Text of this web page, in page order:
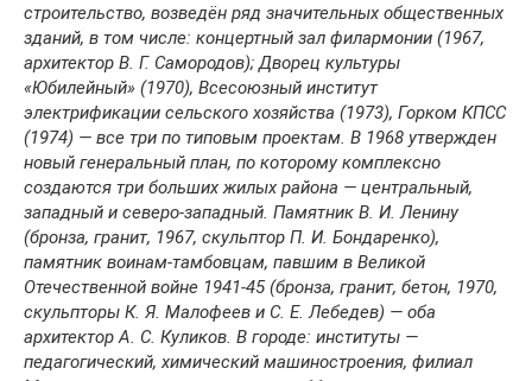
строительство, возведён ряд значительных общественных
зданий, в том числе: концертный зал филармонии (1967,
архитектор В. Г. Самородов); Дворец культуры
«Юбилейный» (1970), Всесоюзный институт
электрификации сельского хозяйства (1973), Горком КПСС
(1974) — все три по типовым проектам. В 1968 утвержден
новый генеральный план, по которому комплексно
создаются три больших жилых района — центральный,
западный и северо-западный. Памятник В. И. Ленину
(бронза, гранит, 1967, скульптор П. И. Бондаренко),
памятник воинам-тамбовцам, павшим в Великой
Отечественной войне 1941-45 (бронза, гранит, бетон, 1970,
скульпторы К. Я. Малофеев и С. Е. Лебедев) — оба
архитектор А. С. Куликов. В городе: институты —
педагогический, химический машиностроения, филиал